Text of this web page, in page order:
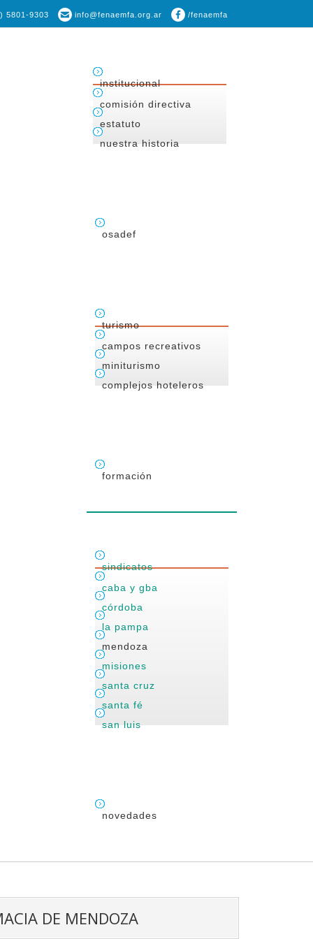
5801-9303 info@fenaemfa.org.ar /fenaemfa
institucional
comisión directiva
estatuto
nuestra historia
osadef
turismo
campos recreativos
miniturismo
complejos hoteleros
formación
sindicatos
caba y gba
córdoba
la pampa
mendoza
misiones
santa cruz
santa fé
san luis
novedades
DE MENDOZA